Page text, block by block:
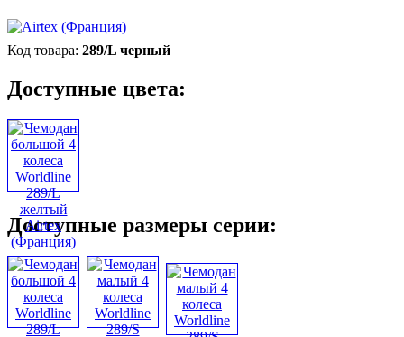
289/L черный
Доступные цвета:
Доступные размеры серии: